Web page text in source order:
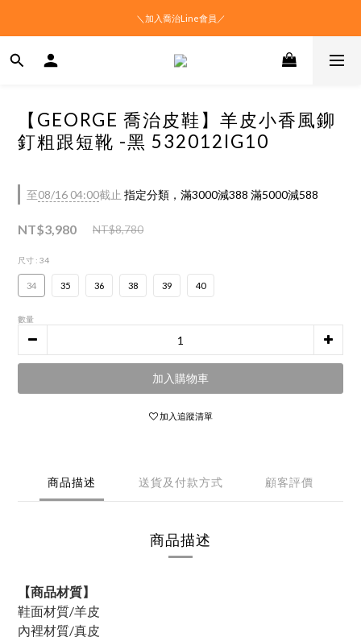
＼加入喬治Line會員／
【GEORGE 喬治皮鞋】羊皮小香風鉚
釘粗跟短靴 -黑 532012IG10
至08/16 04:00截止 指定分類，滿3000減388 滿5000減588
NT$3,980 NT$8,780
尺寸 : 34
34 35 36 38 39 40
數量
加入購物車
加入追蹤清單
商品描述 送貨及付款方式 顧客評價
商品描述
【商品材質】
鞋面材質/羊皮
內裡材質/真皮